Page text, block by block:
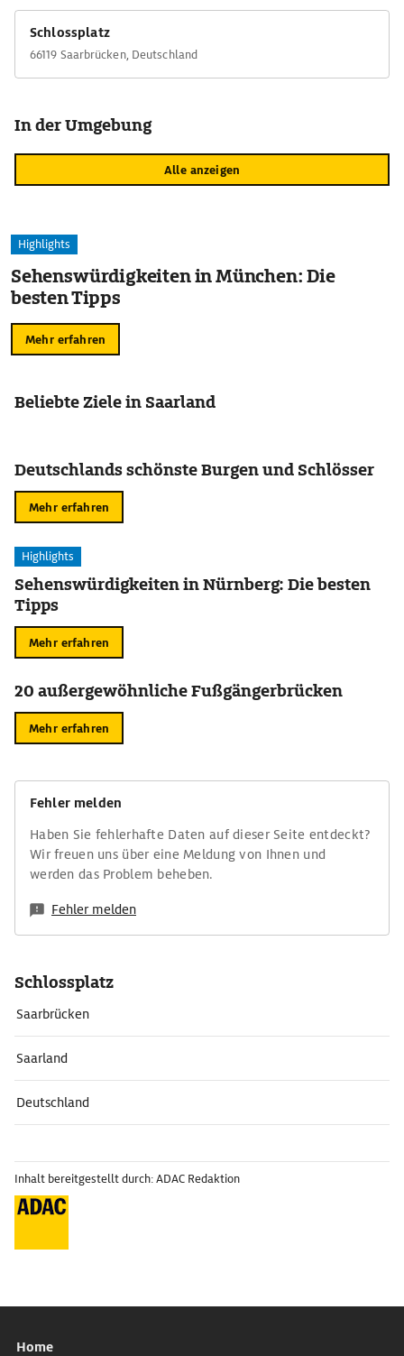
Schlossplatz
66119 Saarbrücken, Deutschland
In der Umgebung
Alle anzeigen
Highlights
Sehenswürdigkeiten in München: Die
besten Tipps
Mehr erfahren
Beliebte Ziele in Saarland
Deutschlands schönste Burgen und Schlösser
Mehr erfahren
Highlights
Sehenswürdigkeiten in Nürnberg: Die besten
Tipps
Mehr erfahren
20 außergewöhnliche Fußgängerbrücken
Mehr erfahren
Fehler melden
Haben Sie fehlerhafte Daten auf dieser Seite entdeckt?
Wir freuen uns über eine Meldung von Ihnen und
werden das Problem beheben.
Fehler melden
Schlossplatz
Saarbrücken
Saarland
Deutschland
Inhalt bereitgestellt durch: ADAC Redaktion
Home